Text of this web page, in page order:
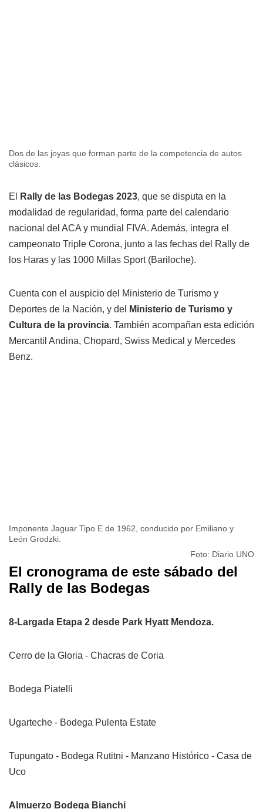
Dos de las joyas que forman parte de la competencia de autos
clásicos.
El Rally de las Bodegas 2023, que se disputa en la
modalidad de regularidad, forma parte del calendario
nacional del ACA y mundial FIVA. Además, integra el
campeonato Triple Corona, junto a las fechas del Rally de
los Haras y las 1000 Millas Sport (Bariloche).
Cuenta con el auspicio del Ministerio de Turismo y
Deportes de la Nación, y del
Ministerio de Turismo y
Cultura de la provincia. También acompañan esta edición
Mercantil Andina, Chopard, Swiss Medical y Mercedes
Benz.
Imponente Jaguar Tipo E de 1962, conducido por Emiliano y
León Grodzki.
Foto: Diario UNO
El cronograma de este sábado del
Rally de las Bodegas
8-Largada Etapa 2 desde Park Hyatt Mendoza.
Cerro de la Gloria - Chacras de Coria
Bodega Piatelli
Ugarteche - Bodega Pulenta Estate
Tupungato - Bodega Rutitni - Manzano Histórico - Casa de
Uco
Almuerzo Bodega Bianchi